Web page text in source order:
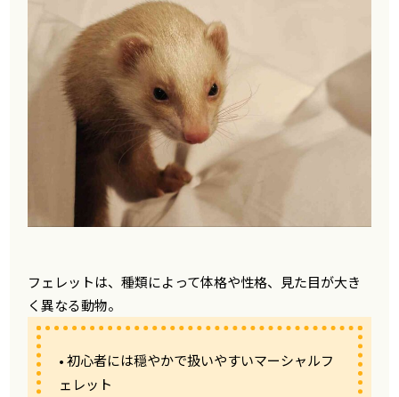
フェレットは、種類によって体格や性格、見た目が大き
く異なる動物。
• 初心者には穏やかで扱いやすいマーシャルフ
ェレット